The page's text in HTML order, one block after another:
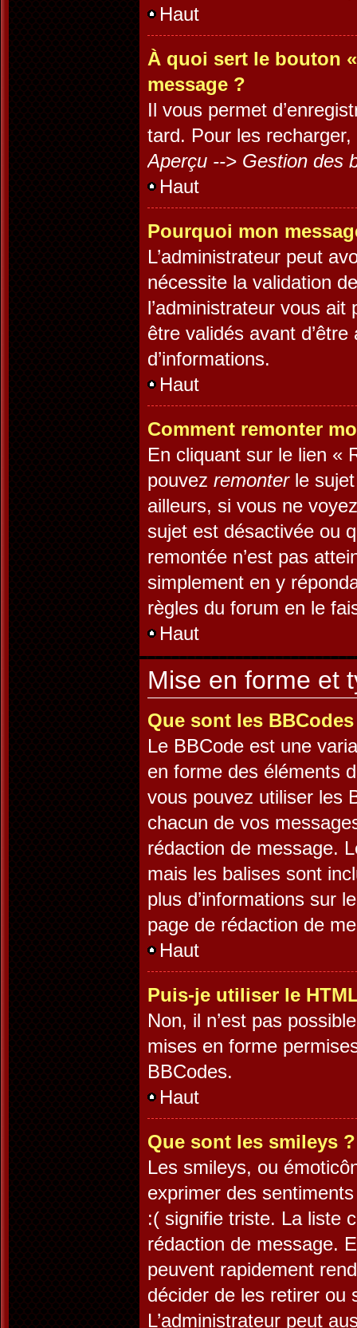
Haut
À quoi sert le bouton
message ?
Il vous permet
tard. Pour les
Aperçu --> Gestion des
Haut
Pourquoi mon
L’administrateur peut
nécessite la validation
l’administrateur vous
être validés avant
d’informations.
Haut
Comment remonter
En cliquant sur le lien «
pouvez remonterle sujet
ailleurs, si vous ne
sujet est désactivée ou
remontée n’est pas
simplement en y
règles du forum en le
Haut
Mise en forme et
Que sont les
Le BBCode est une
en forme des éléments
vous pouvez utiliser les
chacun de vos
rédaction de message.
mais les balises sont
plus d’informations sur
page de rédaction de
Haut
Puis-je utiliser le
Non, il n’est pas
mises en forme
BBCodes.
Haut
Que sont les smileys ?
Les smileys, ou
exprimer des
:( signifie triste. La liste
rédaction de message.
peuvent rapidement
décider de les retirer ou
L’administrateur peut